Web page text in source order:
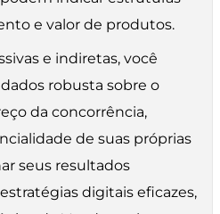
e valor de produtos.
e indiretas, você
robusta sobre o
da concorrência,
de suas próprias
seus resultados
digitais eficazes,